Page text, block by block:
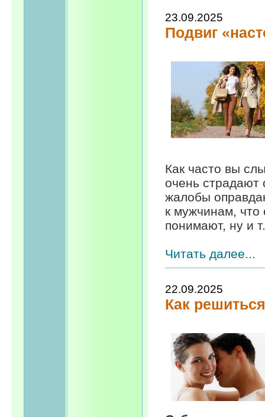
23.09.2025
Подвиг
Как часто вы
очень страдают
жалобы
к мужчинам, что
понимают, ну и
Читать далее...
22.09.2025
Как